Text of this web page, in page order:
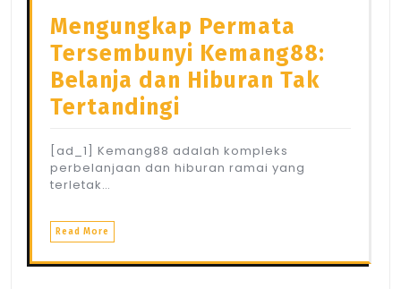
Mengungkap Permata
Tersembunyi Kemang88:
Belanja dan Hiburan Tak
Tertandingi
[ad_1] Kemang88 adalah kompleks
perbelanjaan dan hiburan ramai yang
terletak…
Read More